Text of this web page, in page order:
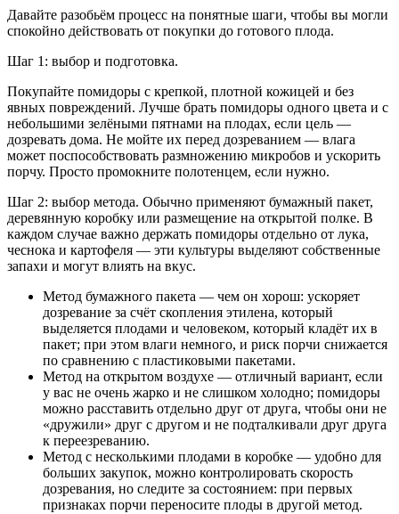
Давайте разобьём процесс на понятные шаги, чтобы вы могли
спокойно действовать от покупки до готового плода.
Шаг 1: выбор и подготовка.
Покупайте помидоры с крепкой, плотной кожицей и без
явных повреждений. Лучше брать помидоры одного цвета и с
небольшими зелёными пятнами на плодах, если цель —
дозревать дома. Не мойте их перед дозреванием — влага
может поспособствовать размножению микробов и ускорить
порчу. Просто промокните полотенцем, если нужно.
Шаг 2: выбор метода. Обычно применяют бумажный пакет,
деревянную коробку или размещение на открытой полке. В
каждом случае важно держать помидоры отдельно от лука,
чеснока и картофеля — эти культуры выделяют собственные
запахи и могут влиять на вкус.
Метод бумажного пакета — чем он хорош: ускоряет
дозревание за счёт скопления этилена, который
выделяется плодами и человеком, который кладёт их в
пакет; при этом влаги немного, и риск порчи снижается
по сравнению с пластиковыми пакетами.
Метод на открытом воздухе — отличный вариант, если
у вас не очень жарко и не слишком холодно; помидоры
можно расставить отдельно друг от друга, чтобы они не
«дружили» друг с другом и не подталкивали друг друга
к переезреванию.
Метод с несколькими плодами в коробке — удобно для
больших закупок, можно контролировать скорость
дозревания, но следите за состоянием: при первых
признаках порчи переносите плоды в другой метод.